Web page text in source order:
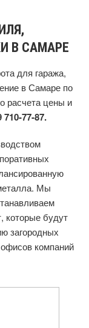
В САМАРЕ
для гаража,
в Самаре по
расчета цены и
710-77-87.
Мы
которые будут
загородных
компаний